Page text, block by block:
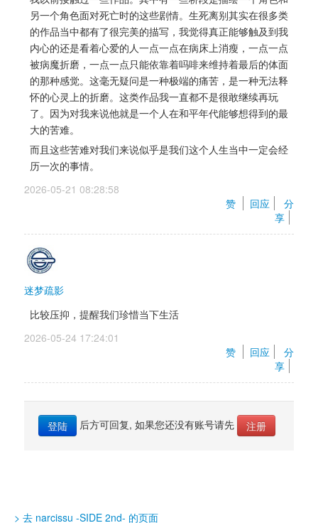
另一个角色面对死亡时的这些剧情。生死离别其实在很多类
的作品当中都有了很完美的描写，我觉得真正能够触及到我
内心的还是看着心爱的人一点一点在病床上消瘦，一点一点
被病魔折磨，一点一点只能依靠着吗啡来维持着最后的体面
的那种感觉。这毫无疑问是一种极端的痛苦，是一种无法释
怀的心灵上的折磨。这类作品我一直都不是很敢继续再玩
了。因为对我来说他就是一个人在和平年代能够想得到的最
大的苦难。
而且这些苦难对我们来说似乎是我们这个人生当中一定会经
历一次的事情。
2026-05-21 08:28:58
赞
回应
分
享
迷梦疏影
比较压抑，提醒我们珍惜当下生活
2026-05-24 17:24:01
赞
回应
分
享
登陆 后方可回复, 如果您还没有账号请先 注册
> 去 narcissu -SIDE 2nd- 的页面